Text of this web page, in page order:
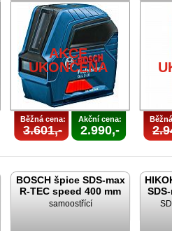
AKCE
UKONČENA
Běžná cena:
3.601,-
Akční cena:
2.990,-
BOSCH špice SDS-max
R-TEC speed 400 mm
samoostřící